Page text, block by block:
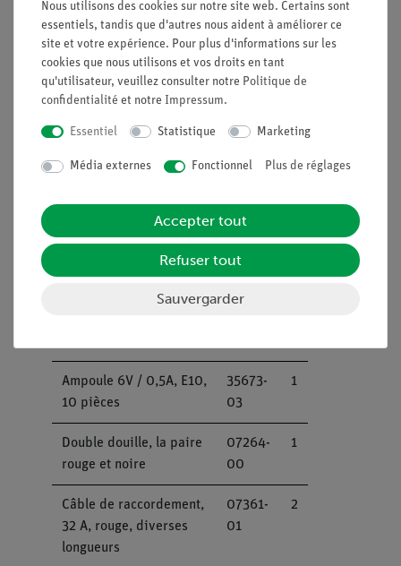
droit, module bloc de
construction
02
Socle pour ampoule
E10, module bloc de
05604-
module bloc de
Cellule solaire 3,3 x 6,5
cm, avec fiches, 0,5 V,
330 mA
06752-
09
2
Ampoule 6V / 0,5A, E10,
10 pièces
35673-
03
1
Double douille, la paire
rouge et noire
07264-
00
1
Câble de raccordement,
32 A, rouge, diverses
longueurs
07361-
01
2
Nous utilisons des cookies sur notre site web. Certains sont
essentiels, tandis que d'autres nous aident à améliorer ce
site et votre expérience. Pour plus d'informations sur les
cookies que nous utilisons et vos droits en tant
qu'utilisateur, veuillez consulter notre Politique de
confidentialité et notre Impressum.
Essentiel Statistique Marketing
Média externes Fonctionnel Plus de réglages
Accepter tout
Refuser tout
Sauvergarder